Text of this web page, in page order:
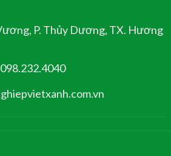
P. Thủy Dương, TX. Hương